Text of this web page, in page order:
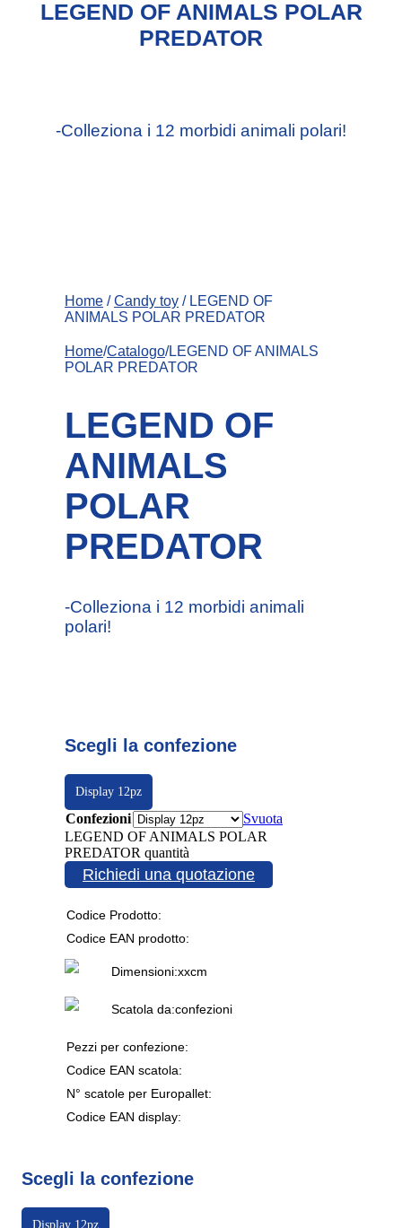
LEGEND OF ANIMALS POLAR
PREDATOR
-Colleziona i 12 morbidi animali polari!
Home /Candy toy / LEGEND OF
ANIMALS POLAR PREDATOR
Home/Catalogo/LEGEND OF ANIMALS
POLAR PREDATOR
LEGEND OF
ANIMALS
POLAR
PREDATOR
-Colleziona i 12 morbidi animali
polari!
Scegli la confezione
Display 12pz
Confezioni
Svuota
LEGEND OF ANIMALS POLAR
PREDATOR quantità
Richiedi una quotazione
Codice Prodotto:
Codice EAN prodotto:
Dimensioni:xxcm
Scatola da:confezioni
Pezzi per confezione:
Codice EAN scatola:
N° scatole per Europallet:
Codice EAN display:
Scegli la confezione
Display 12pz